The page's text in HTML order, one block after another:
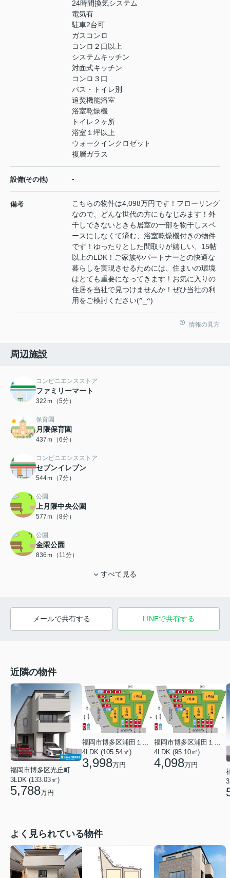
24時間換気システム
電気有
駐車2台可
ガスコンロ
コンロ２口以上
システムキッチン
対面式キッチン
コンロ３口
バス・トイレ別
追焚機能浴室
浴室乾燥機
トイレ２ヶ所
浴室１坪以上
ウォークインクロゼット
複層ガラス
設備(その他) -
備考
こちらの物件は4,098万円です！フローリング
なので、どんな世代の方にもなじみます！外
干しできないときも居室の一部を物干しスペ
ースにしなくて済む、浴室乾燥機付きの物件
です！ゆったりとした間取りが嬉しい、15帖
以上のLDK！ご家族やパートナーとの快適な
暮らしを実現させるためには、住まいの環境
はとても重要になってきます！お気に入りの
住居を当社で見つけませんか！ぜひ当社の利
用をご検討ください(^_^)
情報の見方
周辺施設
コンビニエンスストア
ファミリーマート
322ｍ（5分）
保育園
月隈保育園
437ｍ（6分）
コンビニエンスストア
セブンイレブン
544ｍ（7分）
公園
上月隈中央公園
577ｍ（8分）
公園
金隈公園
836ｍ（11分）
すべて見る
メールで共有する LINEで共有する
近隣の物件
3LDK (133.03㎡)
5,788万円
福岡市博多区浦田１丁目
4LDK (105.54㎡)
3,998万円
福岡市博多区浦田１丁目
4LDK (95.10㎡)
4,098万円
よく見られている物件